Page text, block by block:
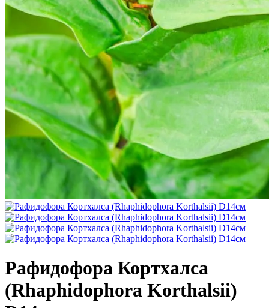
Рафидофора Кортхалса
(Rhaphidophora Korthalsii)